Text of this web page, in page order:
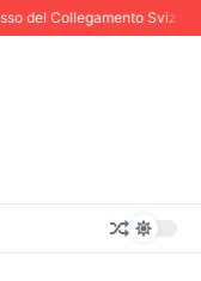
Collegamento Svizzero